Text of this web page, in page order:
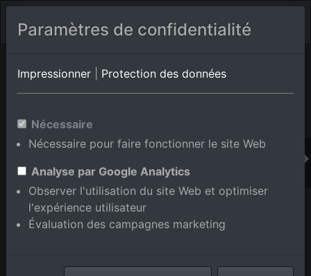
Album de lieux Brühl en Bade-Wurtemberg,Allemagne
Paramètres de confidentialité
Impressionner Protection des données
Nécessaire
Nécessaire pour faire fonctionner le site Web
Analyse par Google Analytics
Observer l'utilisation du site Web et optimiser
l'expérience utilisateur
Évaluation des campagnes marketing